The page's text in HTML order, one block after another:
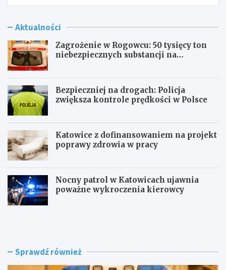
Aktualności
Zagrożenie w Rogowcu: 50 tysięcy ton
niebezpiecznych substancji na
Bezpieczniej na drogach: Policja
zwiększa kontrole prędkości w Polsce
Katowice z dofinansowaniem na projekt
poprawy zdrowia w pracy
Nocny patrol w Katowicach ujawnia
poważne wykroczenia kierowcy
Z
ż
B
e Sprawdź również